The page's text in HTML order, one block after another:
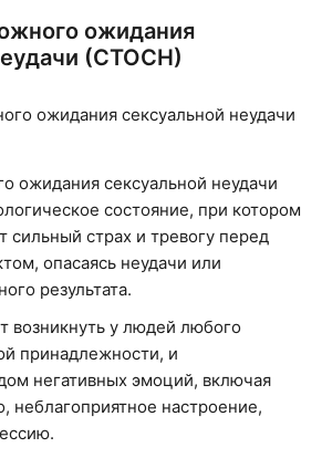
ожидания
(СТОСН)
ожидания сексуальной неудачи
состояние, при котором
сильный страх и тревогу перед
опасаясь неудачи или
результата.
возникнуть у людей любого
принадлежности, и
негативных эмоций, включая
неблагоприятное настроение,